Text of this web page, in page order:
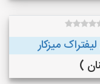
میزکار